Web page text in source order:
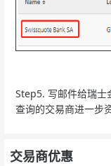
Step5. 写邮件给瑞士
查询的交易商进一步
交易商优惠